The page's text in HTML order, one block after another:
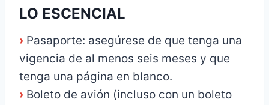
LO ESCENCIAL
› Pasaporte: asegúrese de que tenga una
vigencia de al menos seis meses y que
tenga una página en blanco.
› Boleto de avión (incluso con un boleto